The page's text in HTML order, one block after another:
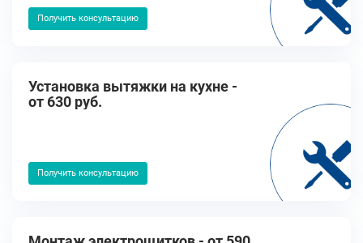
Получить консультацию
Установка вытяжки на кухне -
от 630 руб.
Получить консультацию